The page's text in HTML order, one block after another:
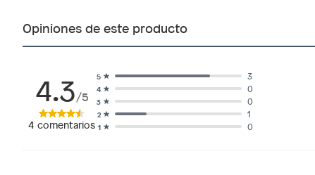
Opiniones de este producto
4.3/5
4 comentarios 1 0
2 1
3 0
4 0
5 3